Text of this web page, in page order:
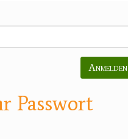
Anmelden
Passwort